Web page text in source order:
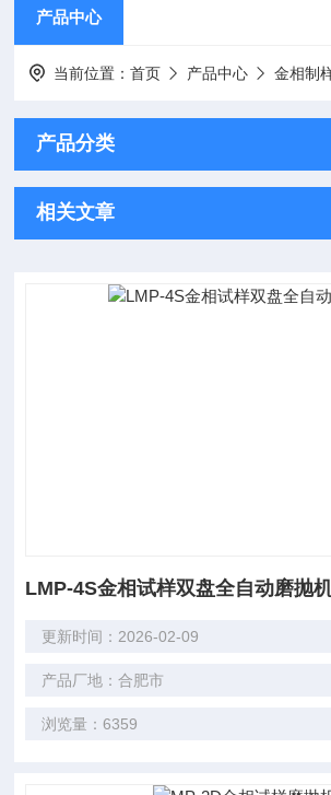
产品中心
当前位置：首页 产品中心 金相制
产品分类
相关文章
LMP-4S金相试样双盘全自动磨抛
更新时间：2026-02-09
产品厂地：合肥市
浏览量：6359